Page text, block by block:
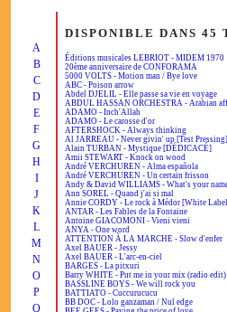
A
B
C
D
E
F
G
H
I
J
K
L
M
N
O
P
Q
DISPONIBLE DANS 45
Éditions musicales LEBRIOT - MIDEM 1970
20ème anniversaire de CONFORAMA
5000 VOLTS - Motion man / Bye love
ABC - Poison arrow
Abdel DJELIL - Elle passe sa vie en voyage
ABDUL HASSAN ORCHESTRA - Arabian
ADAMO - Inch'Allah
ADAMO - Le carosse d'or
AFTERSHOCK - Always thinking
Al JARREAU - Never givin' up [Test Pressing]
Alain TURBAN - Mystique [DÉDICACÉ]
Amii STEWART - Knock on wood
André VERCHUREN - Alma española
André VERCHUREN - Un certain frisson
Andy & David WILLIAMS - What's your
Ann SOREL - Quand j'ai si mal
Annie CORDY - Le rock à Médor [White
ANTAR - Les Fables de la Fontaine
Antoine GIACOMONI - Vieni vieni
ANYA - One word
ATTENTION À LA MARCHE - Slow d'enfer
Axel BAUER - Jessy
Axel BAUER - L'arc-en-ciel
BARGES - La pitxuri
Barry WHITE - Put me in your mix (radio edit)
BASSLINE BOYS - We will rock you
BATTIATO - Cuccurucucu
BB DOC - Lolo ganzaman / Nul edge